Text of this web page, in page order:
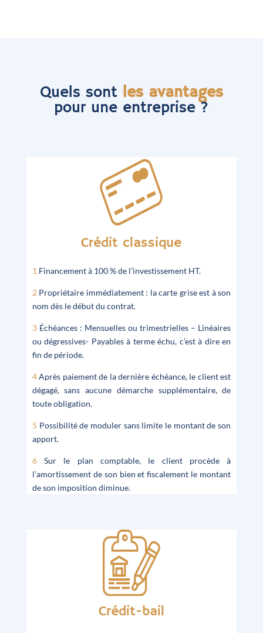
Quels sont les avantages
pour une entreprise ?
Crédit classique
1 Financement à 100 % de l’investissement HT.
2Propriétaire immédiatement : la carte grise est à son
nom dès le début du contrat.
3Échéances : Mensuelles ou trimestrielles – Linéaires
ou dégressives- Payables à terme échu, c’est à dire en
fin de période.
4Après paiement de la dernière échéance, le client est
dégagé, sans aucune démarche supplémentaire, de
toute obligation.
5 Possibilité de moduler sans limite le montant de son
apport.
6Sur le plan comptable, le client procède à
l’amortissement de son bien et fiscalement le montant
de son imposition diminue.
Crédit-bail